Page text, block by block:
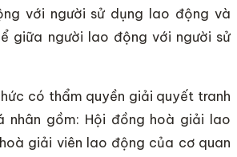
với người sử dụng lao động và
giữa người lao động với người sử
có thẩm quyền giải quyết tranh
nhân gồm: Hội đồng hoà giải lao
giải viên lao động của cơ quan